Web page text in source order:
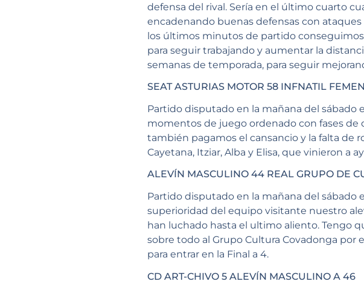
defensa del rival. Sería en el último cuarto
encadenando buenas defensas con
los últimos minutos de partido
para seguir trabajando y aumentar la
semanas de temporada, para seguir
SEAT ASTURIAS MOTOR 58 INFNATIL
Partido disputado en la mañana del sábado
momentos de juego ordenado con fases de
también pagamos el cansancio y la falta de
Cayetana, Itziar, Alba y Elisa, que vinieron a
ALEVÍN MASCULINO 44 REAL GRUPO DE
Partido disputado en la mañana del sábado
superioridad del equipo visitante nuestro
han luchado hasta el ultimo aliento. Tengo
sobre todo al Grupo Cultura Covadonga por
para entrar en la Final a 4.
CD ART-CHIVO 5 ALEVÍN MASCULINO A 46